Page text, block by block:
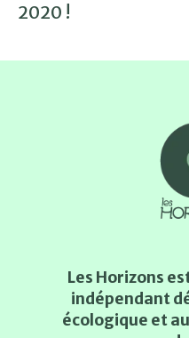
2020 !
Les Horizons
indépendant
écologique et